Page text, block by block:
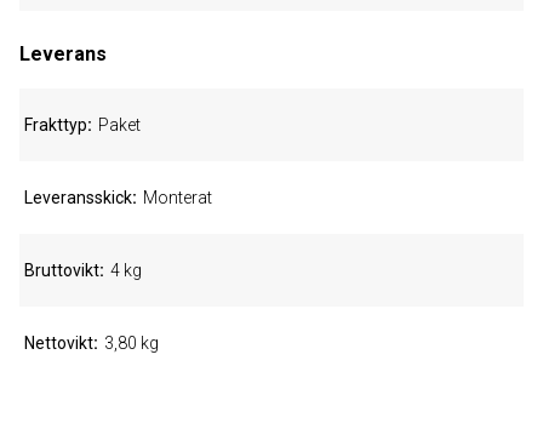
Leverans
Frakttyp Paket
Leveransskick Monterat
Bruttovikt 4 kg
Nettovikt 3,80 kg